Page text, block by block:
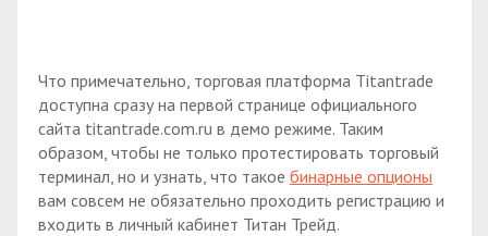
Что примечательно, торговая платформа Titantrade
доступна сразу на первой странице официального
сайта titantrade.com.ru в демо режиме. Таким
образом, чтобы не только протестировать торговый
терминал, но и узнать, что такое бинарные опционы
вам совсем не обязательно проходить регистрацию и
входить в личный кабинет Титан Трейд.